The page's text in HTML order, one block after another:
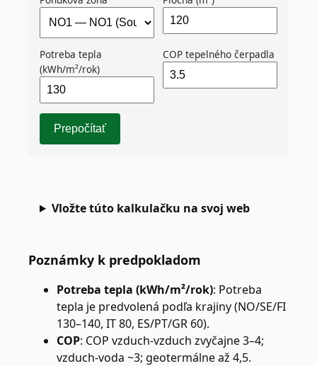
Potreba tepla
(kWh/m²/rok)
COP tepelného čerpadla
Prepočítať
Vložte túto kalkulačku na svoj web
Poznámky k predpokladom
Potreba tepla (kWh/m²/rok): Potreba
tepla je predvolená podľa krajiny (NO/SE/FI
130–140, IT 80, ES/PT/GR 60).
COP: COP vzduch-vzduch zvyčajne 3–4;
vzduch-voda ~3; geotermálne až 4,5.